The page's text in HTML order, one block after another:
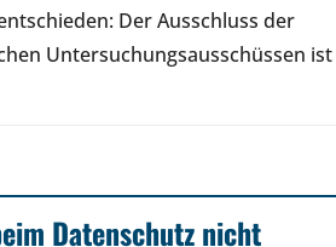
Der Ausschluss der
Untersuchungsausschüssen ist
Datenschutz nicht